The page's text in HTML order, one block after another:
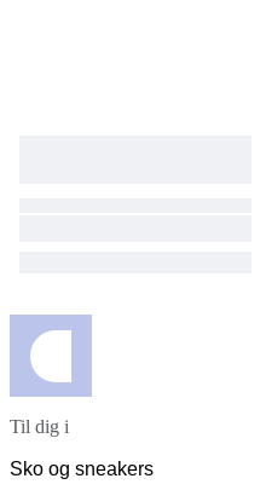
Til dig i
Sko og sneakers